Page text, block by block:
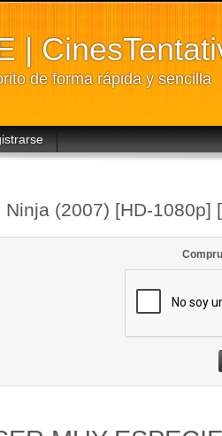
|
de forma rápida y sencilla
Ninja (2007) [HD-1080p]